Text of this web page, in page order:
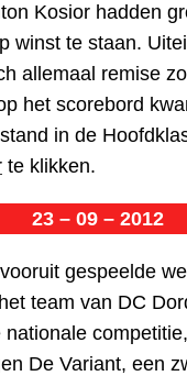
Kosior hadden
winst te staan.
allemaal remise
het scorebord
in de
te klikken.
23 – 09 – 2012
gespeelde
team van DC
nationale
De Variant, een